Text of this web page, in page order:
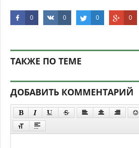
0 0 0 0
ТАКЖЕ ПО ТЕМЕ
ДОБАВИТЬ КОММЕНТАРИЙ